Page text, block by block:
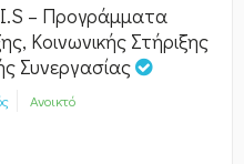
– Προγράμματα
Κοινωνικής Στήριξης
Συνεργασίας
Ανοικτό